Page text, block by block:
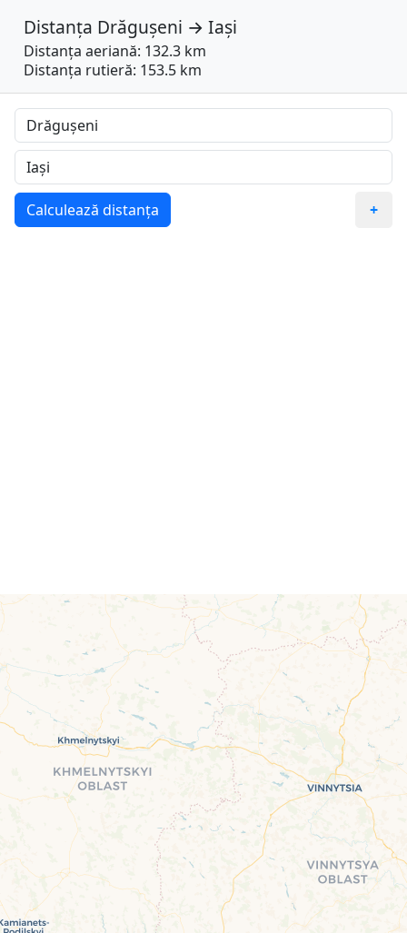
Distanța Drăgușeni → Iași
Distanța aeriană: 132.3 km
Distanța rutieră: 153.5 km
Calculează distanța +